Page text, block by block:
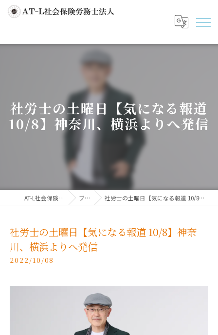
社労士の土曜日【気になる報道
10/8】神奈川、横浜よりへ発信
AT-L社会保険労務士法人 ブログ 社労士の土曜日【気になる報道 10/8】神奈川、横浜よりへ発信
社労士の土曜日【気になる報道 10/8】神奈
川、横浜よりへ発信
2022/10/08